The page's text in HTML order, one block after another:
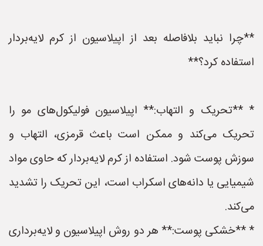
**چرا نباید بلافاصله بعد از اپیلاسیون از کرم لایه‌بردار
استفاده کرد؟**
* **تحریک و التهاب:** اپیلاسیون فولیکول‌های مو را
تحریک می‌کند و ممکن است باعث قرمزی، التهاب و
سوزش پوست شود. استفاده از کرم لایه‌بردار که حاوی مواد
شیمیایی یا دانه‌های اسکراب است، این تحریک را تشدید
می‌کند.
* **خشکی پوست:** هر دو روش اپیلاسیون و لایه‌برداری